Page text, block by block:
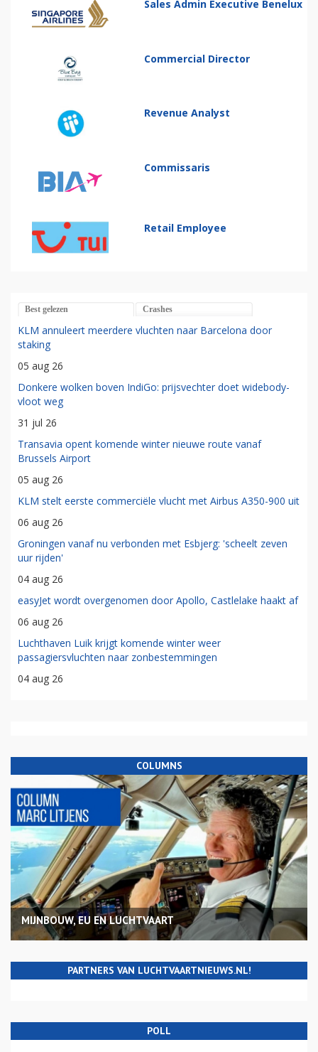
Sales Admin Executive Benelux
Commercial Director
Revenue Analyst
Commissaris
Retail Employee
Best gelezen Crashes
KLM annuleert meerdere vluchten naar Barcelona door
staking
05 aug 26
Donkere wolken boven IndiGo: prijsvechter doet widebody-
vloot weg
31 jul 26
Transavia opent komende winter nieuwe route vanaf
Brussels Airport
05 aug 26
KLM stelt eerste commerciële vlucht met Airbus A350-900 uit
06 aug 26
Groningen vanaf nu verbonden met Esbjerg: 'scheelt zeven
uur rijden'
04 aug 26
easyJet wordt overgenomen door Apollo, Castlelake haakt af
06 aug 26
Luchthaven Luik krijgt komende winter weer
passagiersvluchten naar zonbestemmingen
04 aug 26
COLUMNS
MIJNBOUW, EU EN LUCHTVAART
PARTNERS VAN LUCHTVAARTNIEUWS.NL!
POLL